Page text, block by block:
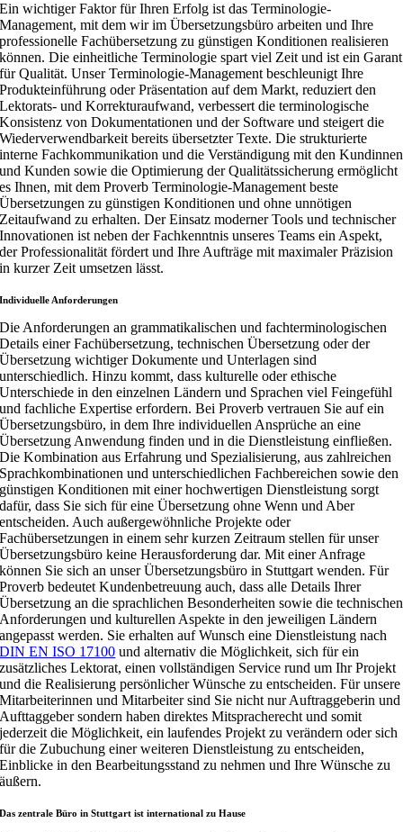
Ein wichtiger Faktor für Ihren Erfolg ist das Terminologie-
Management, mit dem wir im Übersetzungsbüro arbeiten und Ihre
professionelle Fachübersetzung zu günstigen Konditionen realisieren
können. Die einheitliche Terminologie spart viel Zeit und ist ein Garant
für Qualität. Unser Terminologie-Management beschleunigt Ihre
Produkteinführung oder Präsentation auf dem Markt, reduziert den
Lektorats- und Korrekturaufwand, verbessert die terminologische
Konsistenz von Dokumentationen und der Software und steigert die
Wiederverwendbarkeit bereits übersetzter Texte. Die strukturierte
interne Fachkommunikation und die Verständigung mit den Kundinnen
und Kunden sowie die Optimierung der Qualitätssicherung ermöglicht
es Ihnen, mit dem Proverb Terminologie-Management beste
Übersetzungen zu günstigen Konditionen und ohne unnötigen
Zeitaufwand zu erhalten. Der Einsatz moderner Tools und technischer
Innovationen ist neben der Fachkenntnis unseres Teams ein Aspekt,
der Professionalität fördert und Ihre Aufträge mit maximaler Präzision
in kurzer Zeit umsetzen lässt.
Individuelle Anforderungen
Die Anforderungen an grammatikalischen und fachterminologischen
Details einer Fachübersetzung, technischen Übersetzung oder der
Übersetzung wichtiger Dokumente und Unterlagen sind
unterschiedlich. Hinzu kommt, dass kulturelle oder ethische
Unterschiede in den einzelnen Ländern und Sprachen viel Feingefühl
und fachliche Expertise erfordern. Bei Proverb vertrauen Sie auf ein
Übersetzungsbüro, in dem Ihre individuellen Ansprüche an eine
Übersetzung Anwendung finden und in die Dienstleistung einfließen.
Die Kombination aus Erfahrung und Spezialisierung, aus zahlreichen
Sprachkombinationen und unterschiedlichen Fachbereichen sowie den
günstigen Konditionen mit einer hochwertigen Dienstleistung sorgt
dafür, dass Sie sich für eine Übersetzung ohne Wenn und Aber
entscheiden. Auch außergewöhnliche Projekte oder
Fachübersetzungen in einem sehr kurzen Zeitraum stellen für unser
Übersetzungsbüro keine Herausforderung dar. Mit einer Anfrage
können Sie sich an unser Übersetzungsbüro in Stuttgart wenden. Für
Proverb bedeutet Kundenbetreuung auch, dass alle Details Ihrer
Übersetzung an die sprachlichen Besonderheiten sowie die technischen
Anforderungen und kulturellen Aspekte in den jeweiligen Ländern
angepasst werden. Sie erhalten auf Wunsch eine Dienstleistung nach
DIN EN ISO 17100 und alternativ die Möglichkeit, sich für ein
zusätzliches Lektorat, einen vollständigen Service rund um Ihr Projekt
und die Realisierung persönlicher Wünsche zu entscheiden. Für unsere
Mitarbeiterinnen und Mitarbeiter sind Sie nicht nur Auftraggeberin und
Aufttaggeber sondern haben direktes Mitspracherecht und somit
jederzeit die Möglichkeit, ein laufendes Projekt zu verändern oder sich
für die Zubuchung einer weiteren Dienstleistung zu entscheiden,
Einblicke in den Bearbeitungsstand zu nehmen und Ihre Wünsche zu
äußern.
Das zentrale Büro in Stuttgart ist international zu Hause